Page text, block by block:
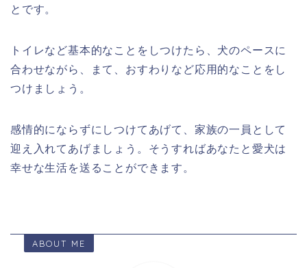
とです。
トイレなど基本的なことをしつけたら、犬のペースに
合わせながら、まて、おすわりなど応用的なことをし
つけましょう。
感情的にならずにしつけてあげて、家族の一員として
迎え入れてあげましょう。そうすればあなたと愛犬は
幸せな生活を送ることができます。
ABOUT ME